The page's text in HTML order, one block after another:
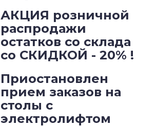
АКЦИЯ розничной
распродажи
остатков со склада
со СКИДКОЙ - 20% !
Приостановлен
прием заказов на
столы с
электролифтом